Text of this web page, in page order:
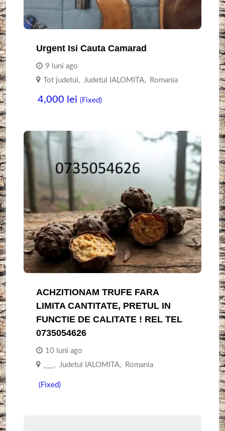
Urgent Isi Cauta Camarad
9 luni ago
Tot judetul , Judetul IALOMITA, Romania
4,000 lei (Fixed)
ACHZITIONAM TRUFE FARA
LIMITA CANTITATE, PRETUL IN
FUNCTIE DE CALITATE ! REL TEL
0735054626
10 luni ago
, Judetul IALOMITA, Romania
(Fixed)